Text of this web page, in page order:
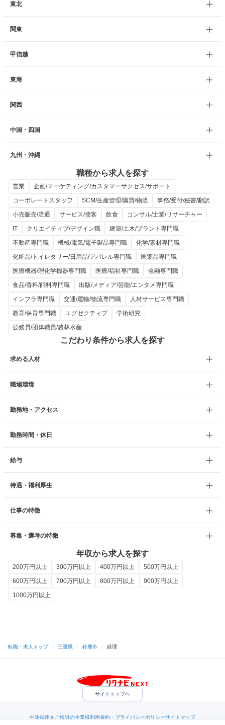
東北
関東
甲信越
東海
関西
中国・四国
九州・沖縄
職種から求人を探す
営業
企画/マーケティング/カスタマーサクセス/サポート
コーポレートスタッフ
SCM/生産管理/購買/物流
事務/受付/秘書/翻訳
小売販売/流通
サービス/接客 飲食
コンサル/士業/リサーチャー
IT
クリエイティブ/デザイン職
建築/土木/プラント専門職
不動産専門職
機械/電気/電子製品専門職
化学/素材専門職
化粧品/トイレタリー/日用品/アパレル専門職
医薬品専門職
医療機器/理化学機器専門職
医療/福祉専門職
金融専門職
食品/香料/飼料専門職
出版/メディア/芸能/エンタメ専門職
インフラ専門職
交通/運輸/物流専門職
人材サービス専門職
教育/保育専門職
エグゼクティブ
学術研究
公務員/団体職員/農林水産
こだわり条件から求人を探す
求める人材
職場環境
勤務地・アクセス
勤務時間・休日
給与
待遇・福利厚生
仕事の特徴
募集・選考の特徴
年収から求人を探す
200万円以上 300万円以上 400万円以上
500万円以上
600万円以上
700万円以上 800万円以上
900万円以上
1000万円以上
転職・求人トップ / 三重県 / 鈴鹿市 / 経理
サイトトップへ
中途採用をご検討の企業様利用規約・プライバシーポリシーサイトマップ